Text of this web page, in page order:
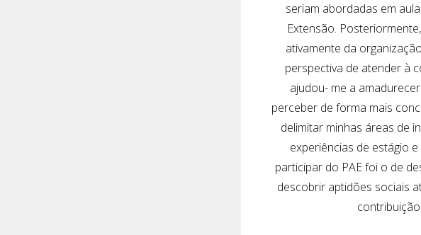
seriam abordadas em
Extensão.
ativamente da
perspectiva de atender à
ajudou- me a
perceber de forma mais
delimitar minhas áreas de
experiências de estágio
participar do PAE foi o de
descobrir aptidões sociais